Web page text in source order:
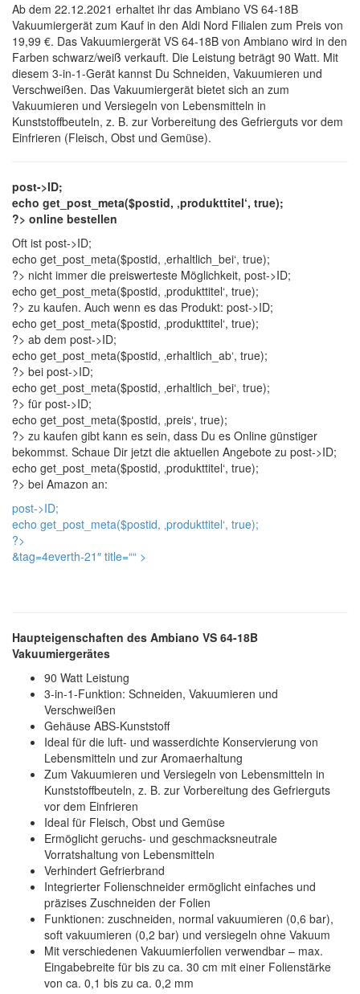
Ab dem 22.12.2021 erhaltet ihr das Ambiano VS 64-18B
Vakuumiergerät zum Kauf in den Aldi Nord Filialen zum Preis von
19,99 €. Das Vakuumiergerät VS 64-18B von Ambiano wird in den
Farben schwarz/weiß verkauft. Die Leistung beträgt 90 Watt. Mit
diesem 3-in-1-Gerät kannst Du Schneiden, Vakuumieren und
Verschweißen. Das Vakuumiergerät bietet sich an zum
Vakuumieren und Versiegeln von Lebensmitteln in
Kunststoffbeuteln, z. B. zur Vorbereitung des Gefrierguts vor dem
Einfrieren (Fleisch, Obst und Gemüse).
post->ID;
echo get_post_meta($postid, ‚produkttitel‘, true);
?> online bestellen
Oft ist post->ID;
echo get_post_meta($postid, ‚erhaltlich_bei‘, true);
?> nicht immer die preiswerteste Möglichkeit, post->ID;
echo get_post_meta($postid, ‚produkttitel‘, true);
?> zu kaufen. Auch wenn es das Produkt: post->ID;
echo get_post_meta($postid, ‚produkttitel‘, true);
?> ab dem post->ID;
echo get_post_meta($postid, ‚erhaltlich_ab‘, true);
?> bei post->ID;
echo get_post_meta($postid, ‚erhaltlich_bei‘, true);
?> für post->ID;
echo get_post_meta($postid, ‚preis‘, true);
?> zu kaufen gibt kann es sein, dass Du es Online günstiger
bekommst. Schaue Dir jetzt die aktuellen Angebote zu post->ID;
echo get_post_meta($postid, ‚produkttitel‘, true);
?> bei Amazon an:
post->ID;
echo get_post_meta($postid, ‚produkttitel‘, true);
?>
&tag=4everth-21″ title=““ >
Haupteigenschaften des Ambiano VS 64-18B
Vakuumiergerätes
90 Watt Leistung
3-in-1-Funktion: Schneiden, Vakuumieren und
Verschweißen
Gehäuse ABS-Kunststoff
Ideal für die luft- und wasserdichte Konservierung von
Lebensmitteln und zur Aromaerhaltung
Zum Vakuumieren und Versiegeln von Lebensmitteln in
Kunststoffbeuteln, z. B. zur Vorbereitung des Gefrierguts
vor dem Einfrieren
Ideal für Fleisch, Obst und Gemüse
Ermöglicht geruchs- und geschmacksneutrale
Vorratshaltung von Lebensmitteln
Verhindert Gefrierbrand
Integrierter Folienschneider ermöglicht einfaches und
präzises Zuschneiden der Folien
Funktionen: zuschneiden, normal vakuumieren (0,6 bar),
soft vakuumieren (0,2 bar) und versiegeln ohne Vakuum
Mit verschiedenen Vakuumierfolien verwendbar – max.
Eingabebreite für bis zu ca. 30 cm mit einer Folienstärke
von ca. 0,1 bis zu ca. 0,2 mm